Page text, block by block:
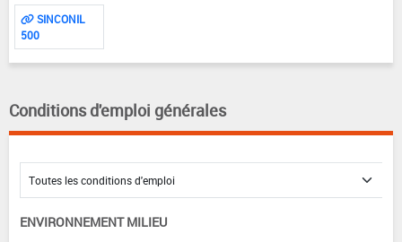
SINCONIL
500
Conditions d'emploi générales
ENVIRONNEMENT MILIEU